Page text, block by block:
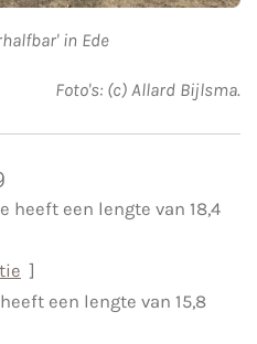
in Ede
Foto's: (c) Allard Bijlsma.
heeft een lengte van 18,4
]
een lengte van 15,8